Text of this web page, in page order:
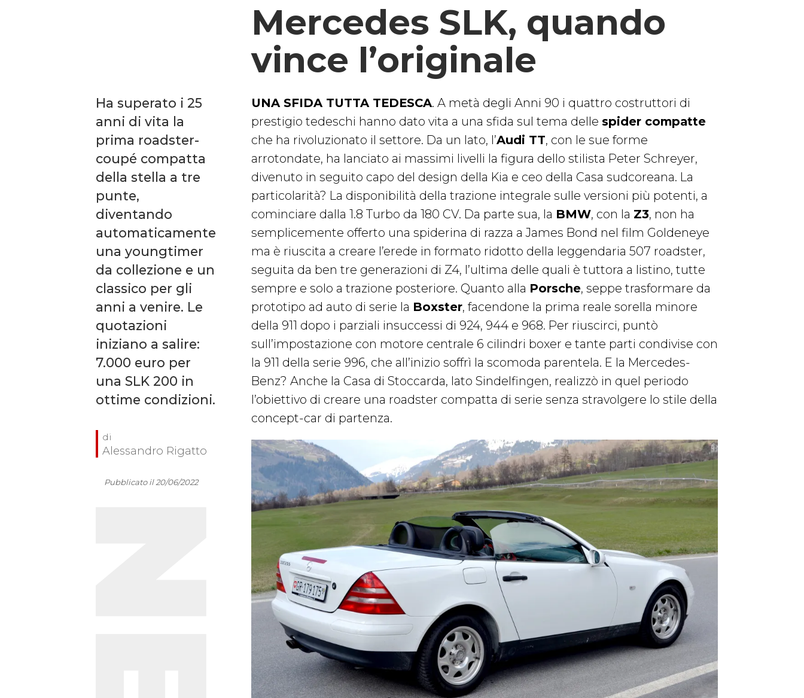
Mercedes SLK, quando
vince l’originale
Ha superato i 25
anni di vita la
prima roadster-
coupé compatta
della stella a tre
punte,
diventando
automaticamente
una youngtimer
da collezione e un
classico per gli
anni a venire. Le
quotazioni
iniziano a salire:
7.000 euro per
una SLK 200 in
ottime condizioni.
Alessandro Rigatto
Pubblicato il 20/06/2022
UNA SFIDA TUTTA TEDESCA. A metà degli Anni 90 i quattro costruttori di
prestigio tedeschi hanno dato vita a una sfida sul tema delle spider compatte
che ha rivoluzionato il settore. Da un lato, l’Audi TT, con le sue forme
arrotondate, ha lanciato ai massimi livelli la figura dello stilista Peter Schreyer,
divenuto in seguito capo del design della Kia e ceo della Casa sudcoreana. La
particolarità? La disponibilità della trazione integrale sulle versioni più potenti, a
cominciare dalla 1.8 Turbo da 180 CV. Da parte sua, la BMW, con la Z3, non ha
semplicemente offerto una spiderina di razza a James Bond nel film Goldeneye
ma è riuscita a creare l’erede in formato ridotto della leggendaria 507 roadster,
seguita da ben tre generazioni di Z4, l’ultima delle quali è tuttora a listino, tutte
sempre e solo a trazione posteriore. Quanto alla Porsche, seppe trasformare da
prototipo ad auto di serie la Boxster, facendone la prima reale sorella minore
della 911 dopo i parziali insuccessi di 924, 944 e 968. Per riuscirci, puntò
sull’impostazione con motore centrale 6 cilindri boxer e tante parti condivise con
la 911 della serie 996, che all’inizio soffrì la scomoda parentela. E la Mercedes-
Benz? Anche la Casa di Stoccarda, lato Sindelfingen, realizzò in quel periodo
l’obiettivo di creare una roadster compatta di serie senza stravolgere lo stile della
concept-car di partenza.